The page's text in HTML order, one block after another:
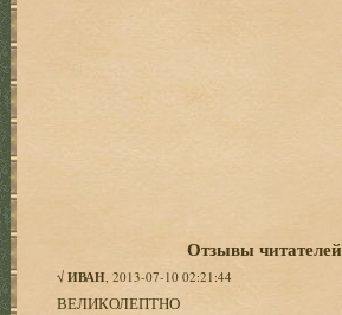
Отзывы читателей
√ИВАН , 2013-07-10 02:21:44
ВЕЛИКОЛЕПТНО